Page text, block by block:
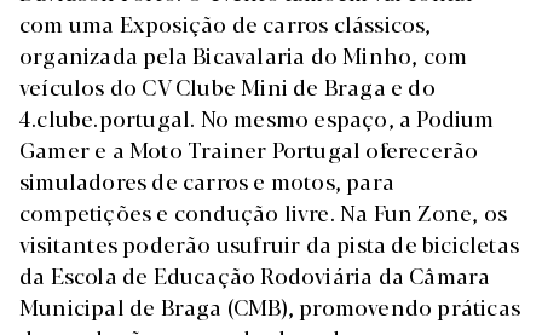
com uma Exposição de carros clássicos,
organizada pela Bicavalaria do Minho, com
veículos do CV Clube Mini de Braga e do
4.clube.portugal. No mesmo espaço, a Podium
Gamer e a Moto Trainer Portugal oferecerão
simuladores de carros e motos, para
competições e condução livre. Na Fun Zone, os
visitantes poderão usufruir da pista de bicicletas
da Escola de Educação Rodoviária da Câmara
Municipal de Braga (CMB), promovendo práticas